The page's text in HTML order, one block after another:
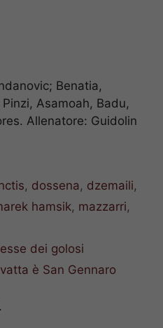
Benatia,
Asamoah, Badu,
Allenatore: Guidolin
, dossena, dzemaili,
hamsik, mazzarri,
dei golosi
è San Gennaro